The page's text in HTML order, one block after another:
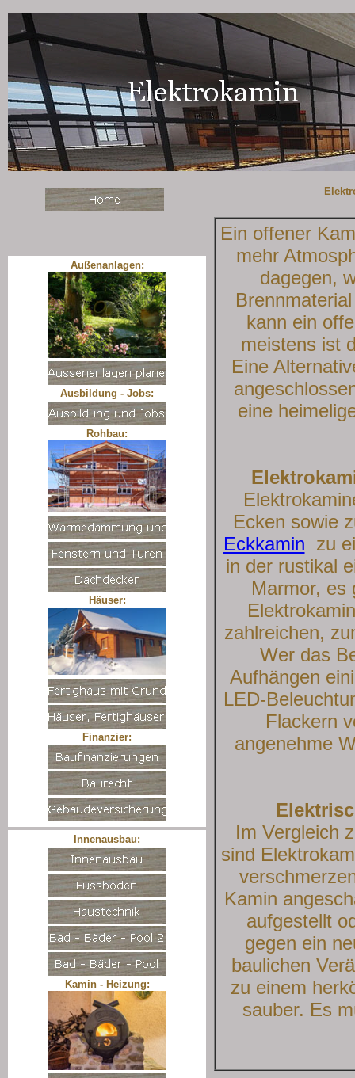
Außenanlagen:
Ausbildung - Jobs:
Rohbau:
Häuser:
Finanzier:
Innenausbau:
Kamin - Heizung:
Ein offener
mehr
dagegen,
kann ein
meistens ist
Eine
eine
Ecken sowie
Eckkamin zu
in der rustikal
Marmor, es
zahlreichen,
Wer das
Aufhängen
LED-
Flackern
angenehme
Im Vergleich
sind
Kamin
aufgestellt
gegen ein
baulichen
zu einem
sauber. Es